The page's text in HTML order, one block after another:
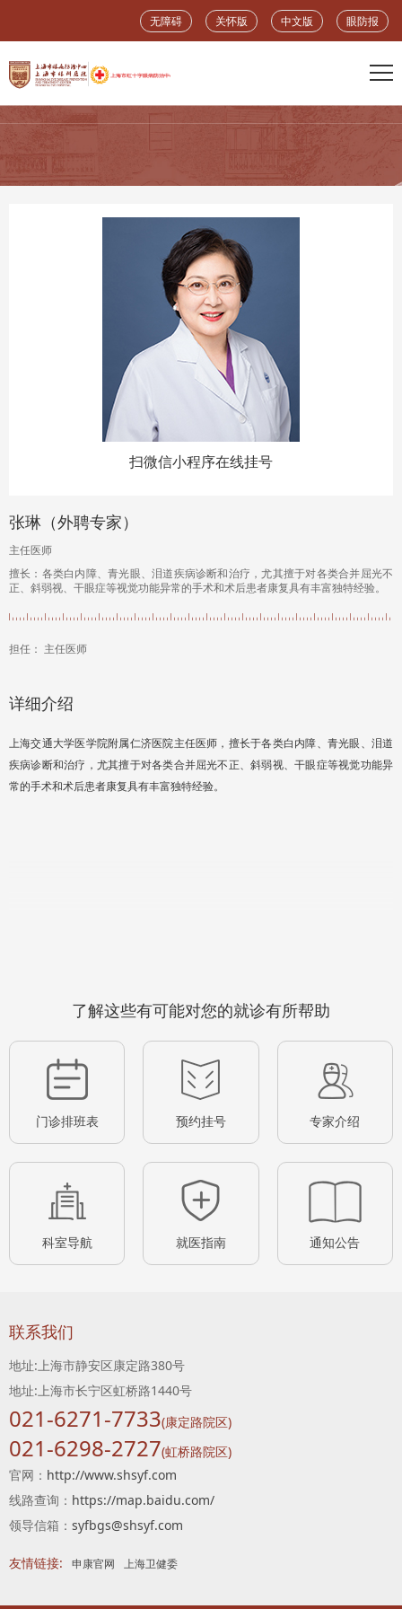
无障碍 关怀版 中文版 眼防报
扫微信小程序在线挂号
张琳（外聘专家）
主任医师
擅长：各类白内障、青光眼、泪道疾病诊断和治疗，尤其擅于对各类合并屈光不
正、斜弱视、干眼症等视觉功能异常的手术和术后患者康复具有丰富独特经验。
担任： 主任医师
详细介绍
上海交通大学医学院附属仁济医院主任医师，擅长于各类白内障、青光眼、泪道
疾病诊断和治疗，尤其擅于对各类合并屈光不正、斜弱视、干眼症等视觉功能异
常的手术和术后患者康复具有丰富独特经验。
了解这些有可能对您的就诊有所帮助
门诊排班表 预约挂号 专家介绍
科室导航 就医指南 通知公告
联系我们
地址:上海市静安区康定路380号
地址:上海市长宁区虹桥路1440号
021-6271-7733(康定路院区)
021-6298-2727(虹桥路院区)
官网： http://www.shsyf.com
线路查询： https://map.baidu.com/
领导信箱： syfbgs@shsyf.com
友情链接: 申康官网 上海卫健委